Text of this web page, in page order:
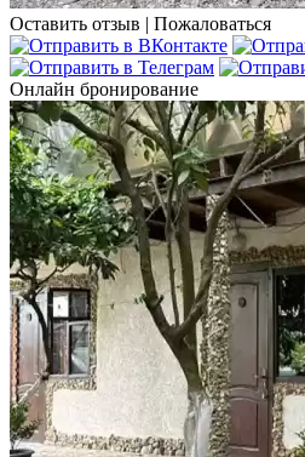
Оставить отзыв | Пожаловаться
Онлайн бронирование